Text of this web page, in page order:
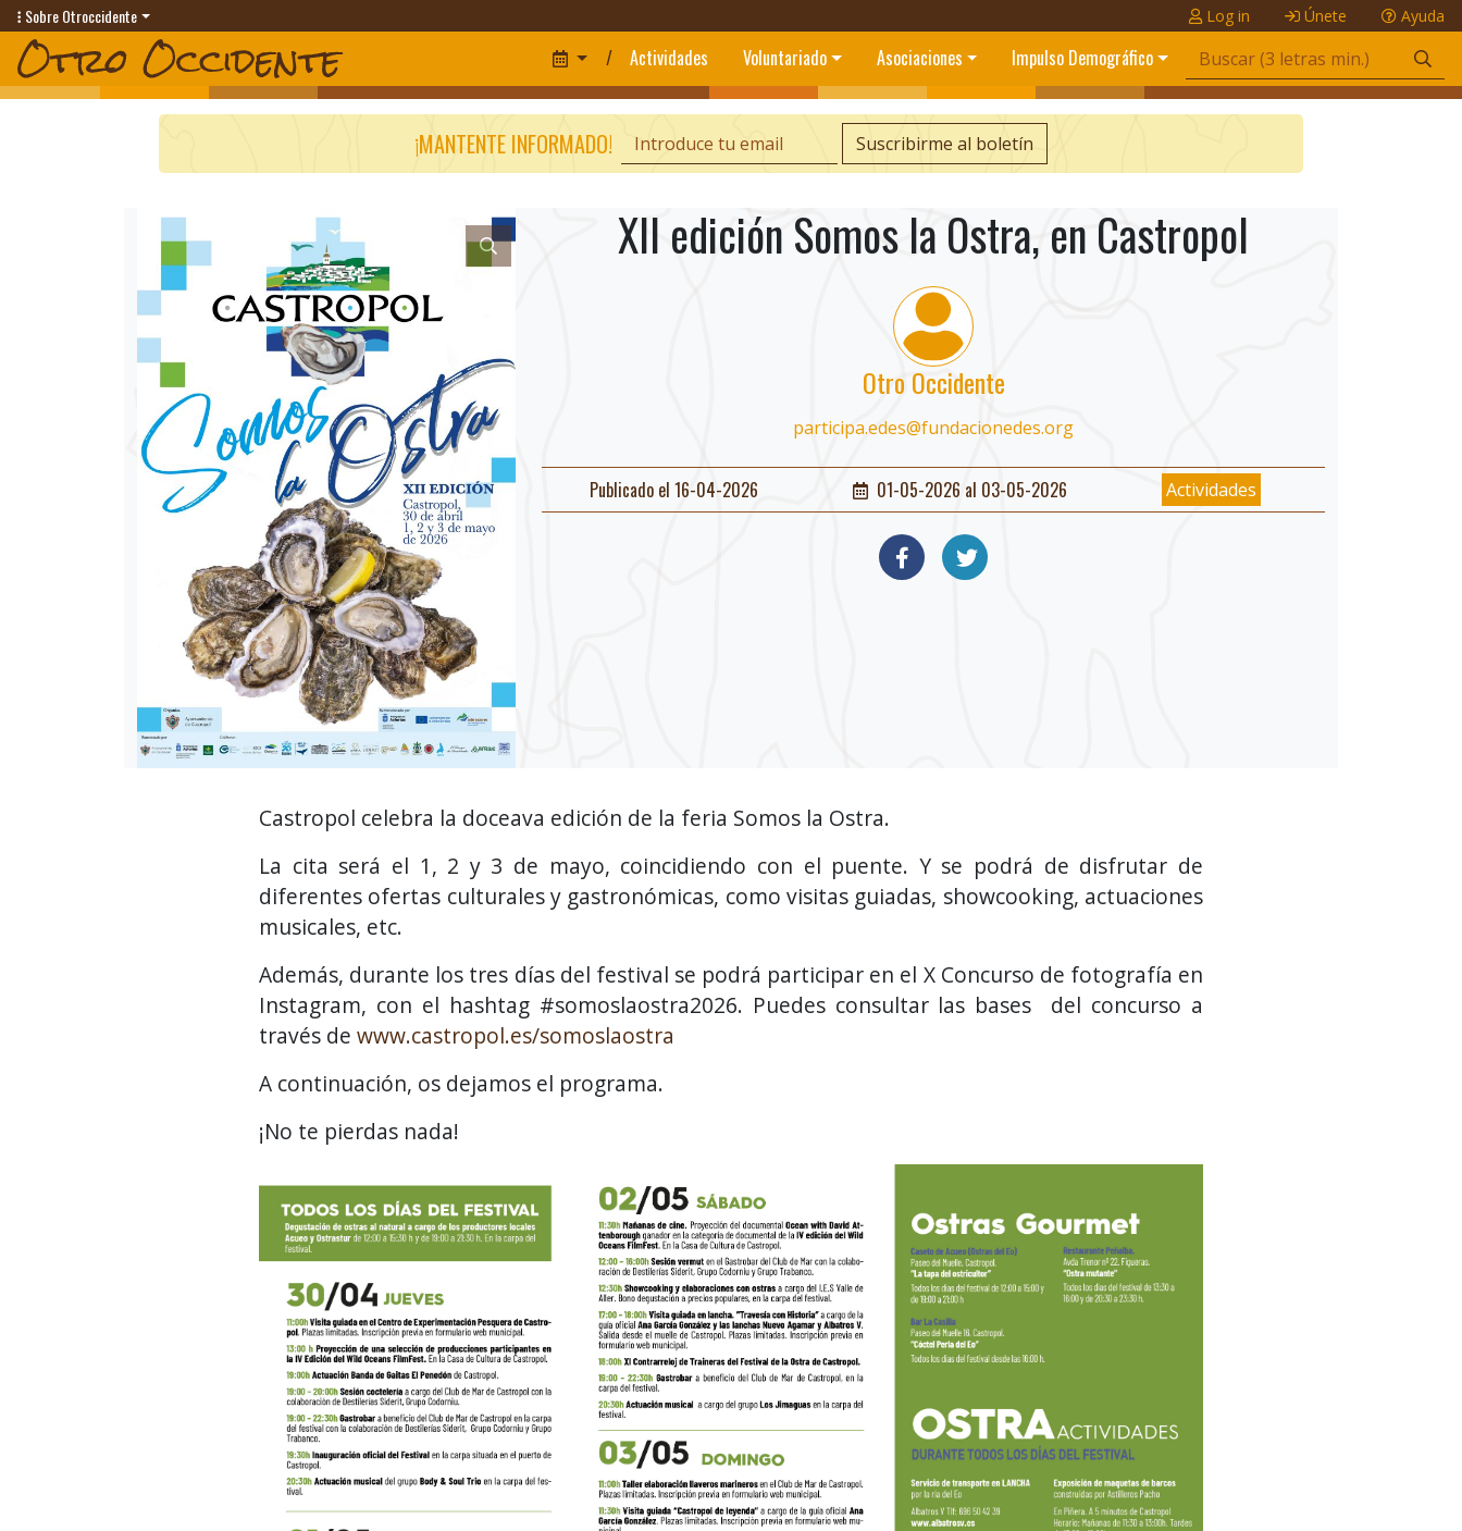
Sobre Otroccidente Log in Únete Ayuda
/ Actividades Voluntariado Asociaciones Impulso Demográfico
¡MANTENTE INFORMADO! Suscribirme al boletín
XII edición Somos la Ostra, en Castropol
Otro Occidente
participa.edes@fundacionedes.org
Publicado el 16-04-2026 01-05-2026 al 03-05-2026 Actividades
Castropol celebra la doceava edición de la feria Somos la Ostra.
La cita será el 1, 2 y 3 de mayo, coincidiendo con el puente. Y se podrá de disfrutar de
diferentes ofertas culturales y gastronómicas, como visitas guiadas, showcooking, actuaciones
musicales, etc.
Además, durante los tres días del festival se podrá participar en el X Concurso de fotografía en
Instagram, con el hashtag #somoslaostra2026. Puedes consultar las bases del concurso a
través de www.castropol.es/somoslaostra
A continuación, os dejamos el programa.
¡No te pierdas nada!